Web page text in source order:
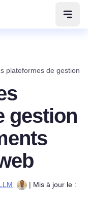
plateformes de gestion
gestion
| Mis à jour le :